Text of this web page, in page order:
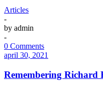
Articles
-
by admin
-
0 Comments
april 30, 2021
Remembering Richard